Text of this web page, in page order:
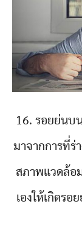
16. รอยย่นบ
มาจากการที่ร่
สภาพแวดล้อ
เองให้เกิดร